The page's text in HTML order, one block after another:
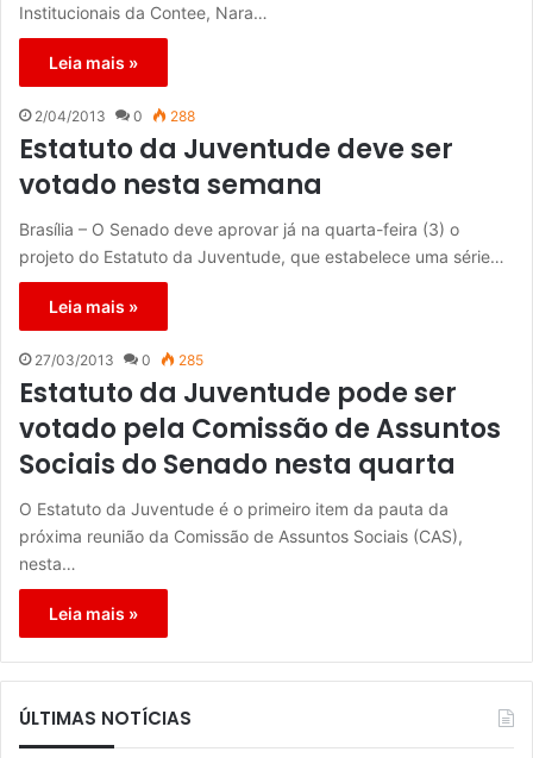
Institucionais da Contee, Nara…
Leia mais »
2/04/2013 0 288
Estatuto da Juventude deve ser
votado nesta semana
Brasília – O Senado deve aprovar já na quarta-feira (3) o
projeto do Estatuto da Juventude, que estabelece uma série…
Leia mais »
27/03/2013 0 285
Estatuto da Juventude pode ser
votado pela Comissão de Assuntos
Sociais do Senado nesta quarta
O Estatuto da Juventude é o primeiro item da pauta da
próxima reunião da Comissão de Assuntos Sociais (CAS),
nesta…
Leia mais »
ÚLTIMAS NOTÍCIAS